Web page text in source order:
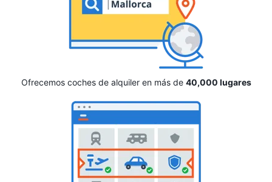
Ofrecemos coches de alquiler en más de 40,000 lugares